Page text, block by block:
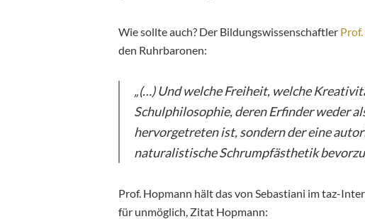
Wie sollte auch? Der Bildungswissenschaftler
den Ruhrbaronen:
„(…) Und welche Freiheit, welche
Schulphilosophie, deren Erfinder weder
hervorgetreten ist, sondern der eine
naturalistische Schrumpfästhetik
Prof. Hopmann hält das von Sebastiani im taz-
für unmöglich, Zitat Hopmann: